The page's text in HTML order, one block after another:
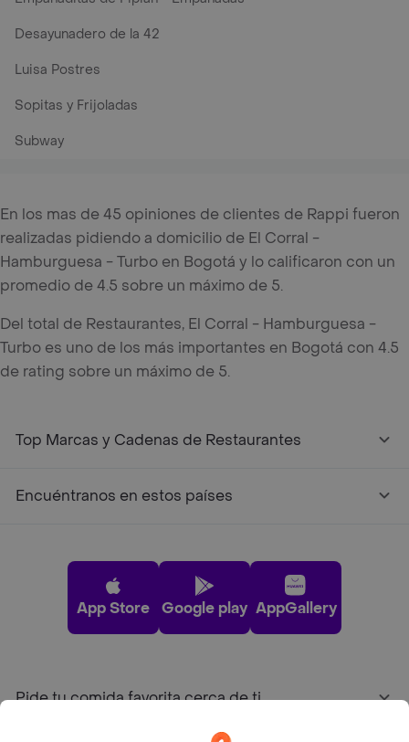
Desayunadero de la 42
Luisa Postres
Sopitas y Frijoladas
Subway
En los mas de 45 opiniones de clientes de Rappi fueron
realizadas pidiendo a domicilio de El Corral -
Hamburguesa - Turbo en Bogotá y lo calificaron con un
promedio de 4.5 sobre un máximo de 5.
Del total de Restaurantes, El Corral - Hamburguesa -
Turbo es uno de los más importantes en Bogotá con 4.5
de rating sobre un máximo de 5.
Top Marcas y Cadenas de Restaurantes
Encuéntranos en estos países
App Store Google play AppGallery
Pide tu comida favorita cerca de ti